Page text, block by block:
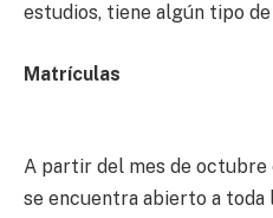
estudios, tiene algún tipo
Matrículas
A partir del mes de
se encuentra abierto a toda